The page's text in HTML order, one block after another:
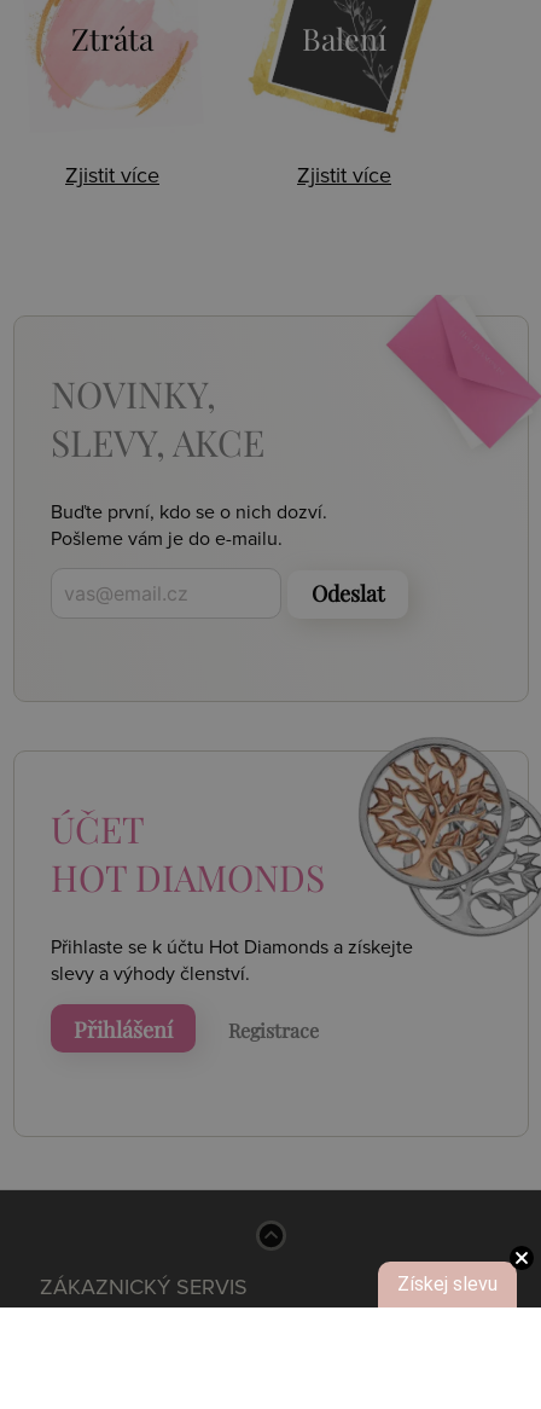
Ztráta
Zjistit více
Balení
Zjistit více
NOVINKY,
SLEVY, AKCE
Buďte první, kdo se o nich dozví.
Pošleme vám je do e-mailu.
Odeslat
ÚČET
HOT DIAMONDS
Přihlaste se k účtu Hot Diamonds a získejte
slevy a výhody členství.
Přihlášení Registrace
ZÁKAZNICKÝ SERVIS Získej slevu